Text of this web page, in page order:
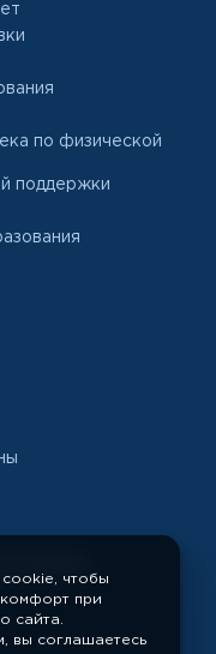
по физической
поддержки
научных
cookie, чтобы
комфорт при
сайта.
вы соглашаетесь